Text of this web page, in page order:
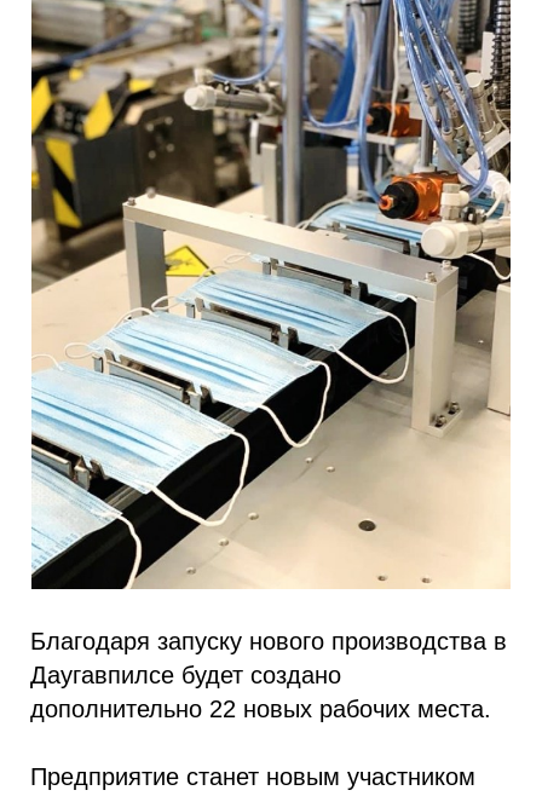
Благодаря запуску нового производства в
Даугавпилсе будет создано
дополнительно 22 новых рабочих места.
Предприятие станет новым участником